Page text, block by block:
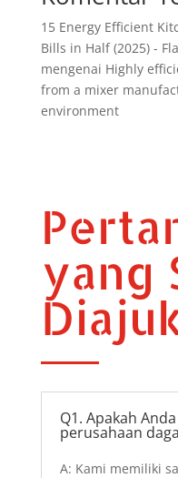
15 Energy Efficient
Bills in Half (2025) -
mengenai Highly
from a mixer
environment
yang
Q1. Apakah
perusahaan
A: Kami memiliki